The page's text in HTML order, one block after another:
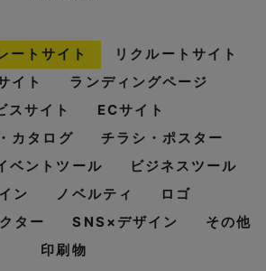
ートサイト
リクルートサイト
イト
ランディングページ
スサイト
ECサイト
カタログ
チラシ・ポスター
ベントツール
ビジネスツール
ン
ノベルティ
ロゴ
ター
SNS×デザイン
その他
印刷物